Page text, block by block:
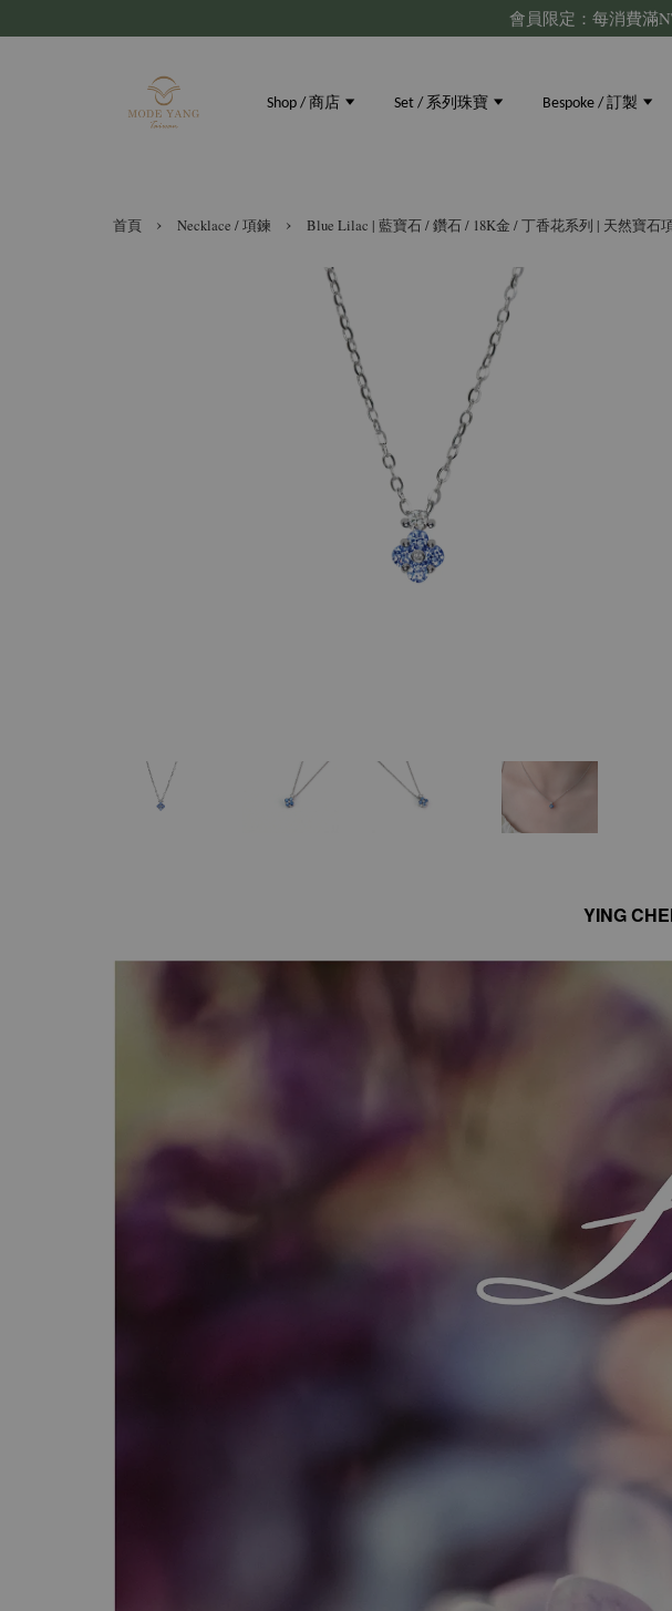
會員限定：每消費滿
Shop / 商店 Set / 系列珠寶 Bespoke / 訂製
首頁 › Necklace / 項鍊 › Blue Lilac | 藍寶石 / 鑽石 / 18K金 / 丁香花系列 | 天然寶石
YING